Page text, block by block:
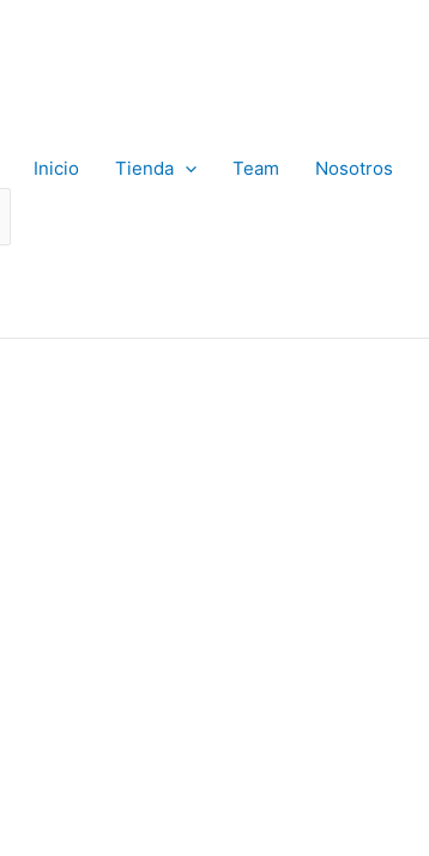
Inicio Tienda Team Nosotros